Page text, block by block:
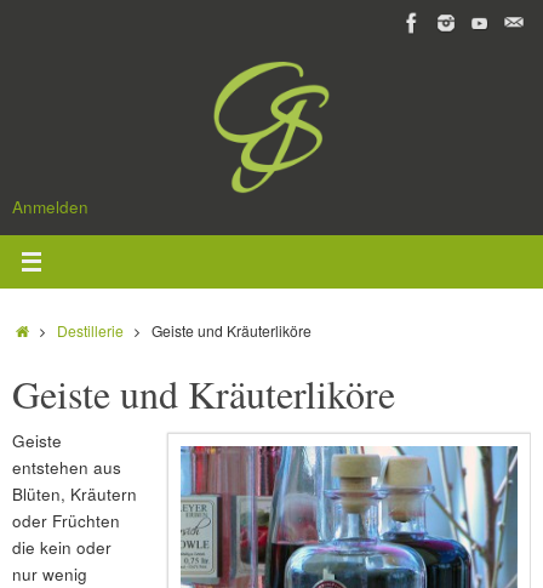
Anmelden
StartDestillerie Geiste und Kräuterliköre
Geiste und Kräuterliköre
Geiste
entstehen aus
Blüten, Kräutern
oder Früchten
die kein oder
nur wenig